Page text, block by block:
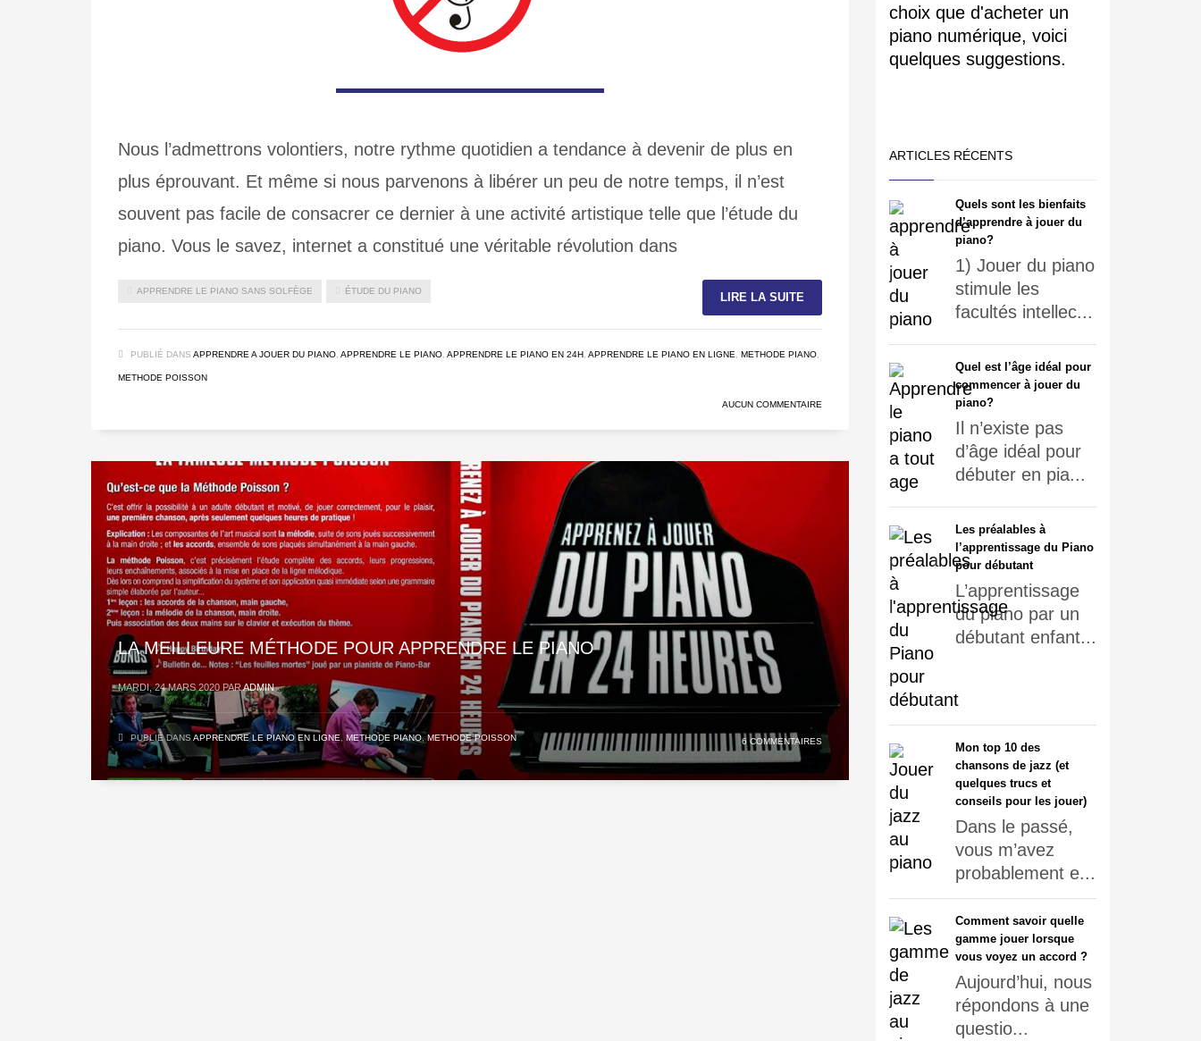
Nous l’admettrons volontiers, notre rythme quotidien a tendance à devenir de plus en
plus éprouvant. Et même si nous parvenons à libérer un peu de notre temps, il n’est
souvent pas facile de consacrer ce dernier à une activité artistique telle que l’étude du
piano. Vous le savez, internet a constitué une véritable révolution dans
APPRENDRE LE PIANO SANS SOLFÈGE ÉTUDE DU PIANO LIRE LA SUITE
PUBLIÉ DANS APPRENDRE A JOUER DU PIANO APPRENDRE LE PIANO APPRENDRE LE PIANO EN 24H APPRENDRE LE PIANO EN LIGNE METHODE PIANO
METHODE POISSON
AUCUN COMMENTAIRE
LA MEILLEURE MÉTHODE POUR APPRENDRE LE PIANO
MARDI, 24 MARS 2020 PARADMIN
PUBLIÉ DANSAPPRENDRE LE PIANO EN LIGNE METHODE PIANO,METHODE POISSON 6 COMMENTAIRES
choix que d'acheter un
piano numérique, voici
quelques suggestions.
ARTICLES RÉCENTS
Quels sont les bienfaits
d’apprendre à jouer du
piano?
1) Jouer du piano
stimule les
facultés intellec...
Quel est l’âge idéal pour
commencer à jouer du
piano?
Il n’existe pas
d’âge idéal pour
débuter en pia...
Les préalables à
l’apprentissage du Piano
pour débutant
L’apprentissage
du piano par un
débutant enfant...
Mon top 10 des
chansons de jazz (et
quelques trucs et
conseils pour les jouer)
Dans le passé,
vous m’avez
probablement e...
Comment savoir quelle
gamme jouer lorsque
vous voyez un accord ?
Aujourd’hui, nous
répondons à une
questio...